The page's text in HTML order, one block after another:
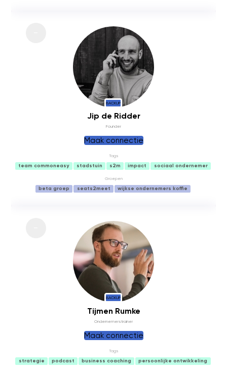
BACKUP
Jip de Ridder
Founder
Maak connectie
Tags
team commoneasy stadstuin s2m impact sociaal ondernemer
Groepen
beta groep seats2meet wijkse ondernemers koffie
BACKUP
Tijmen Rumke
Ondernemerstrainer
Maak connectie
Tags
strategie podcast business coaching persoonlijke ontwikkeling